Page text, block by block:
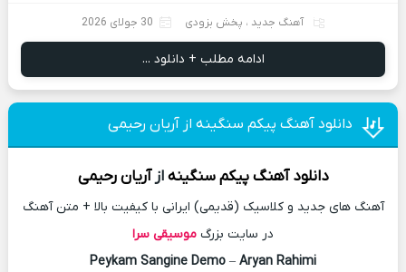
آهنگ جدید ، پخش بزودی 30 جولای 2026
ادامه مطلب + دانلود ...
دانلود آهنگ پیکم سنگینه از آریان رحیمی
دانلود آهنگ پیکم سنگینه ازآریان رحیمی
آهنگ های جدید و کلاسیک (قدیمی) ایرانی با کیفیت بالا + متن آهنگ
در سایت بزرگ موسیقی سرا
Peykam Sangine Demo – Aryan Rahimi